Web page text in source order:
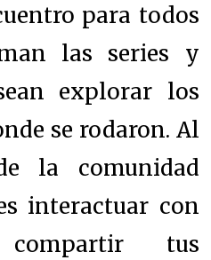
para todos
las series y
explorar los
se rodaron. Al
la comunidad
interactuar con
tus